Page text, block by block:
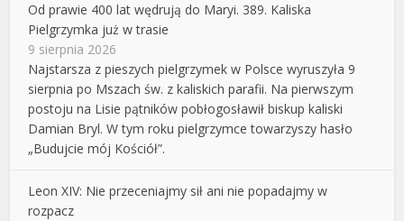
Od prawie 400 lat wędrują do Maryi. 389. Kaliska
Pielgrzymka już w trasie
9 sierpnia 2026
Najstarsza z pieszych pielgrzymek w Polsce wyruszyła 9
sierpnia po Mszach św. z kaliskich parafii. Na pierwszym
postoju na Lisie pątników pobłogosławił biskup kaliski
Damian Bryl. W tym roku pielgrzymce towarzyszy hasło
„Budujcie mój Kościół”.
Leon XIV: Nie przeceniajmy sił ani nie popadajmy w
rozpacz